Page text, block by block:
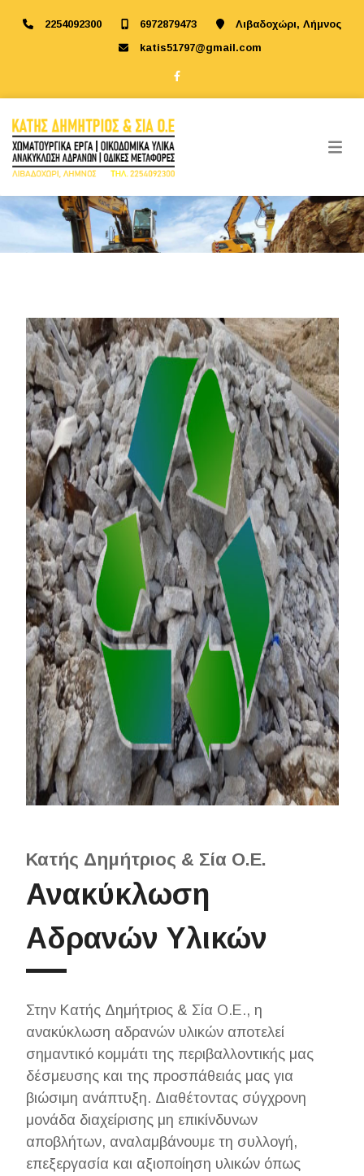
2254092300 6972879473
Λιβαδοχώρι, Λήμνος
katis51797@gmail.com
Κατής Δημήτριος & Σία Ο.Ε.
Ανακύκλωση
Αδρανών Υλικών
Στην Κατής Δημήτριος & Σία Ο.Ε., η
ανακύκλωση αδρανών υλικών αποτελεί
σημαντικό κομμάτι της περιβαλλοντικής μας
δέσμευσης και της προσπάθειάς μας για
βιώσιμη ανάπτυξη. Διαθέτοντας σύγχρονη
μονάδα διαχείρισης μη επικίνδυνων
αποβλήτων, αναλαμβάνουμε τη συλλογή,
επεξεργασία και αξιοποίηση υλικών όπως